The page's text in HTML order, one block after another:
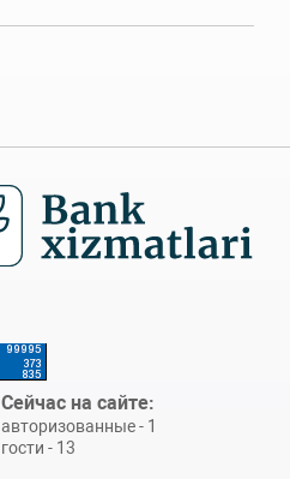
Сейчас на сайте:
авторизованные - 1
гости - 13